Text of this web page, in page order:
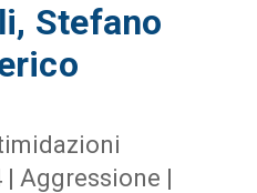
Stefano
Aggressione |